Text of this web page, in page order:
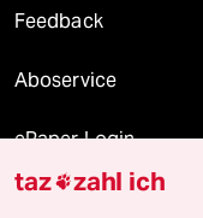
Feedback
Aboservice
ePaper Login
Downloads für
taz zahl ich